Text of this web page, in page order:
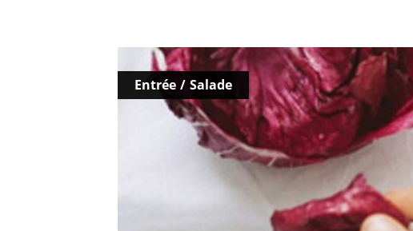
Entrée / Salade